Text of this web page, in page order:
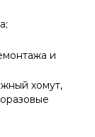
и
хомут,